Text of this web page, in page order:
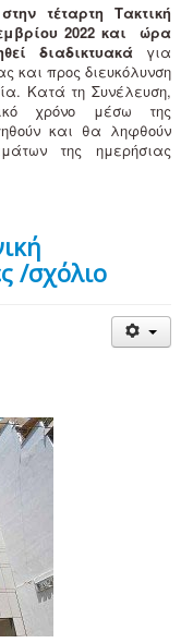
τέταρτη Τακτική
2022 και ώρα
διαδικτυακά για
και προς διευκόλυνση
Κατά τη Συνέλευση,
χρόνο μέσω της
και θα ληφθούν
της ημερήσιας
/σχόλιο